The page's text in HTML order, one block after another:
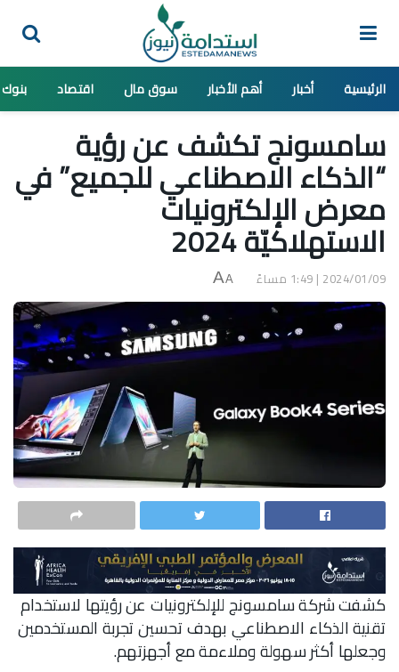
الرئيسية أخبار أهم الأخبار سوق مال اقتصاد بنوك
سامسونج تكشف عن رؤية
“الذكاء الاصطناعي للجميع” في
معرض الإلكترونيات
الاستهلاكيّة 2024
2024/01/09 | 1:49 مساءً A
A
كشفت شركة سامسونج للإلكترونيات عن رؤيتها لاستخدام
تقنية الذكاء الاصطناعي بهدف تحسين تجربة المستخدمين
وجعلها أكثر سهولة وملاءمة مع أجهزتهم.